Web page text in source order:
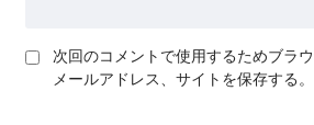
次回のコメントで使用するためブラ
メールアドレス、サイトを保存する。